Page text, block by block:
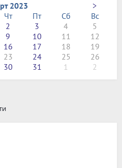
2023
>
Чт Пт Сб
Вс
2 3 4
5
9 10 11
12
16 17 18
19
23 24 25
26
30 31 1 2